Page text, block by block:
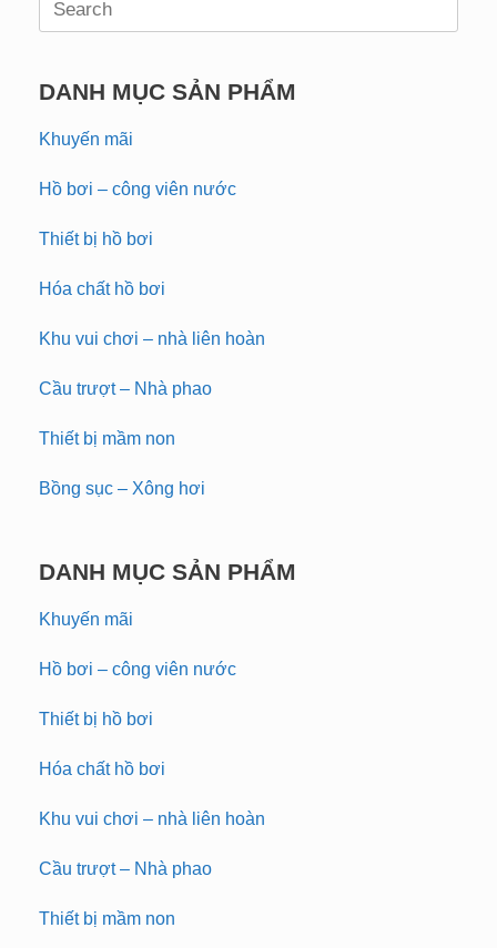
DANH MỤC SẢN PHẨM
Khuyến mãi
Hồ bơi – công viên nước
Thiết bị hồ bơi
Hóa chất hồ bơi
Khu vui chơi – nhà liên hoàn
Cầu trượt – Nhà phao
Thiết bị mầm non
Bồng sục – Xông hơi
DANH MỤC SẢN PHẨM
Khuyến mãi
Hồ bơi – công viên nước
Thiết bị hồ bơi
Hóa chất hồ bơi
Khu vui chơi – nhà liên hoàn
Cầu trượt – Nhà phao
Thiết bị mầm non